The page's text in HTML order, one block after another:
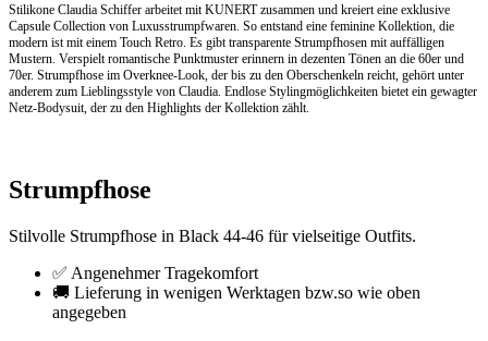
Stilikone Claudia Schiffer arbeitet mit KUNERT zusammen und kreiert eine exklusive
Capsule Collection von Luxusstrumpfwaren. So entstand eine feminine Kollektion, die
modern ist mit einem Touch Retro. Es gibt transparente Strumpfhosen mit auffälligen
Mustern. Verspielt romantische Punktmuster erinnern in dezenten Tönen an die 60er und
70er. Strumpfhose im Overknee-Look, der bis zu den Oberschenkeln reicht, gehört unter
anderem zum Lieblingsstyle von Claudia. Endlose Stylingmöglichkeiten bietet ein gewagter
Netz-Bodysuit, der zu den Highlights der Kollektion zählt.
Strumpfhose
Stilvolle Strumpfhose in Black 44-46 für vielseitige Outfits.
✅ Angenehmer Tragekomfort
🚚 Lieferung in wenigen Werktagen bzw.so wie oben
angegeben